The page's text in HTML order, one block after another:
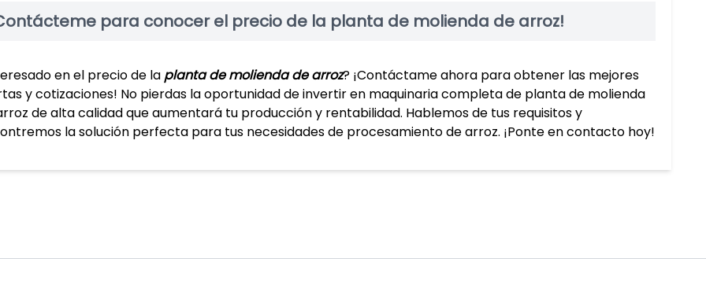
para conocer el precio de la planta de molienda de arroz!
en el precio de la planta de molienda de arroz? ¡Contáctame ahora para obtener las mejores
y cotizaciones! No pierdas la oportunidad de invertir en maquinaria completa de planta de molienda
de alta calidad que aumentará tu producción y rentabilidad. Hablemos de tus requisitos y
la solución perfecta para tus necesidades de procesamiento de arroz. ¡Ponte en contacto hoy!